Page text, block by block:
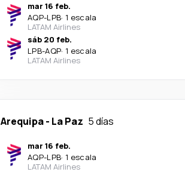
mar 16 feb.
AQP-LPB· 1 escala
LATAM Airlines
sáb 20 feb.
LPB-AQP· 1 escala
LATAM Airlines
Arequipa- La Paz 5 días
mar 16 feb.
AQP-LPB· 1 escala
LATAM Airlines